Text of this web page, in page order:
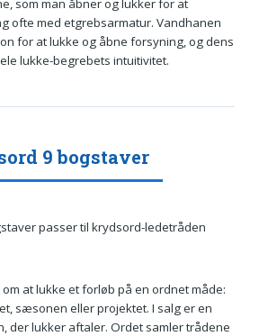
som man åbner og lukker for at
ofte med etgrebsarmatur. Vandhanen
for at lukke og åbne forsyning, og dens
lukke-begrebets intuitivitet.
9 bogstaver
passer til krydsord-ledetråden
at lukke et forløb på en ordnet måde:
sæsonen eller projektet. I salg er en
der lukker aftaler. Ordet samler trådene